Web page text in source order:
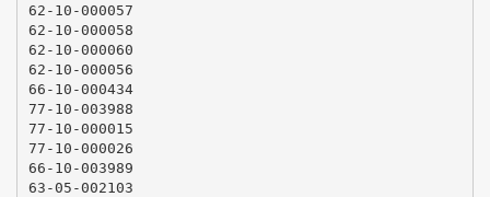
62-10-000057
62-10-000058
62-10-000060
62-10-000056
66-10-000434
77-10-003988
77-10-000015
77-10-000026
66-10-003989
63-05-002103